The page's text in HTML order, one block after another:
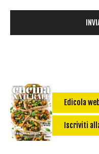
Edicola
Iscriviti